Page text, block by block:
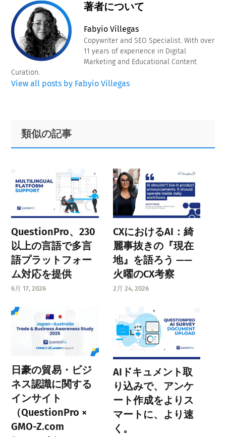
著者について
Fabyio Villegas
Copywriter and SEO Specialist. With over
11 years of experience in Digital
Marketing and Educational Content
Curation.
View all posts by Fabyio Villegas
Primary
Sidebar
Footer
類似の記事
QuestionPro、230
以上の言語で多言
語プラットフォー
ム対応を提供
6月 17, 2026
CXにおけるAI：綺
麗事抜きの『現在
地』を語ろう ——
火曜のCX考察
2月 24, 2026
日豪の貿易・ビジ
ネス認識に関する
インサイト
（QuestionPro ×
GMO-Z.com
AIドキュメント取
り込みで、アンケ
ート作成をよりス
マートに、より速
く。